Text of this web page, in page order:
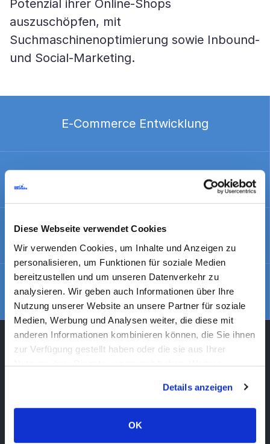
Diese Webseite verwendet Cookies
Wir verwenden Cookies, um Inhalte und Anzeigen zu
personalisieren, um Funktionen für soziale Medien
bereitzustellen und um unseren Datenverkehr zu
analysieren. Wir geben auch Informationen über Ihre
Nutzung unserer Website an unsere Partner für soziale
Medien, Werbung und Analysen weiter, die diese mit
anderen Informationen kombinieren können, die Sie ihnen
zur Verfügung gestellt haben oder die sie aus Ihrer
Nutzung ihrer Dienste gesammelt haben. Weitere
Details anzeigen
OK
Potenzial ihrer Online-Shops
auszuschöpfen, mit
Suchmaschinenoptimierung sowie Inbound-
und Social-Marketing.
E-Commerce Entwicklung
Sitecore E-Commerce Entwicklung
SAP Hybris Lösungen
Magento
Wir freuen uns auf Ihre Kontaktaufnahme und
Sie können mich gerne persönlich ansprechen: